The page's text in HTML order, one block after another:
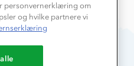
personvernerklæring om
og hvilke partnere vi